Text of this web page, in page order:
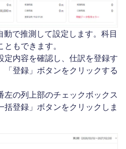
で推測して設定します。科目
もできます。
定内容を確認し、仕訳を登録す
「登録」ボタンをクリックする
の列上部のチェックボックス
登録」ボタンをクリックしま